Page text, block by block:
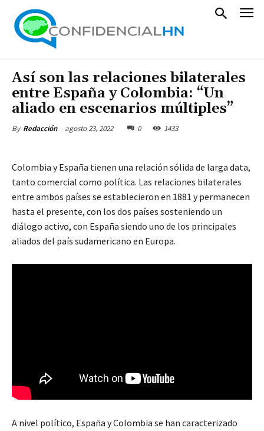
Así son las relaciones bilaterales
entre España y Colombia: “Un
aliado en escenarios múltiples”
By Redacción agosto 23, 2022 0 1433
Colombia y España tienen una relación sólida de larga data,
tanto comercial como política. Las relaciones bilaterales
entre ambos países se establecieron en 1881 y permanecen
hasta el presente, con los dos países sosteniendo un
diálogo activo, con España siendo uno de los principales
aliados del país sudamericano en Europa.
A nivel político, España y Colombia se han caracterizado